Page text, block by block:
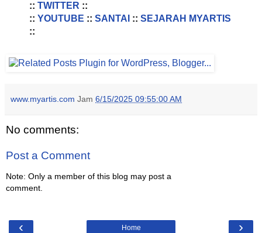
:: TWITTER ::
:: YOUTUBE :: SANTAI :: SEJARAH MYARTIS
::
www.myartis.com Jam 6/15/2025 09:55:00 AM
No comments:
Post a Comment
Note: Only a member of this blog may post a
comment.
‹ ›
Home